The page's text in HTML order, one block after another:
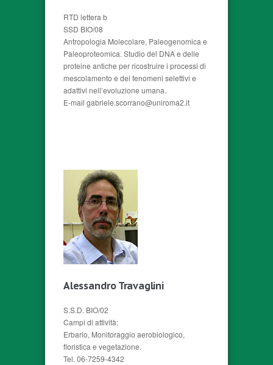
RTD lettera b
SSD BIO/08
Antropologia Molecolare, Paleogenomica e
Paleoproteomica. Studio del DNA e delle
proteine antiche per ricostruire i processi di
mescolamento e dei fenomeni selettivi e
adattivi nell’evoluzione umana.
E-mail gabriele.scorrano@uniroma2.it
Alessandro Travaglini
S.S.D. BIO/02
Campi di attività:
Erbario, Monitoraggio aerobiologico,
floristica e vegetazione.
Tel. 06-7259-4342